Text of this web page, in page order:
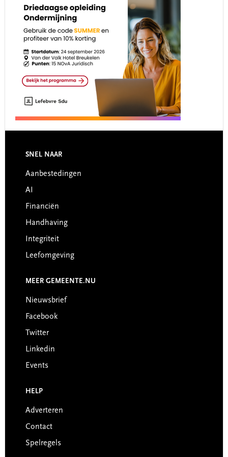
Footer
SNEL NAAR
Aanbestedingen
AI
Financiën
Handhaving
Integriteit
Leefomgeving
MEER GEMEENTE.NU
Nieuwsbrief
Facebook
Twitter
Linkedin
Events
HELP
Adverteren
Contact
Spelregels